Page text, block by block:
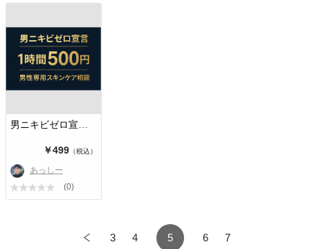
￥499（税込）
あっしー
(0)
3 4 5 6
7